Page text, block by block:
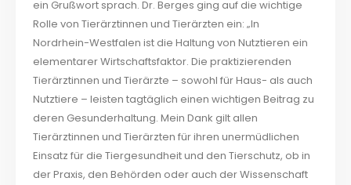
ein Grußwort sprach. Dr. Berges ging auf die wichtige
Rolle von Tierärztinnen und Tierärzten ein: „In
Nordrhein-Westfalen ist die Haltung von Nutztieren ein
elementarer Wirtschaftsfaktor. Die praktizierenden
Tierärztinnen und Tierärzte – sowohl für Haus- als auch
Nutztiere – leisten tagtäglich einen wichtigen Beitrag zu
deren Gesunderhaltung. Mein Dank gilt allen
Tierärztinnen und Tierärzten für ihren unermüdlichen
Einsatz für die Tiergesundheit und den Tierschutz, ob in
der Praxis, den Behörden oder auch der Wissenschaft